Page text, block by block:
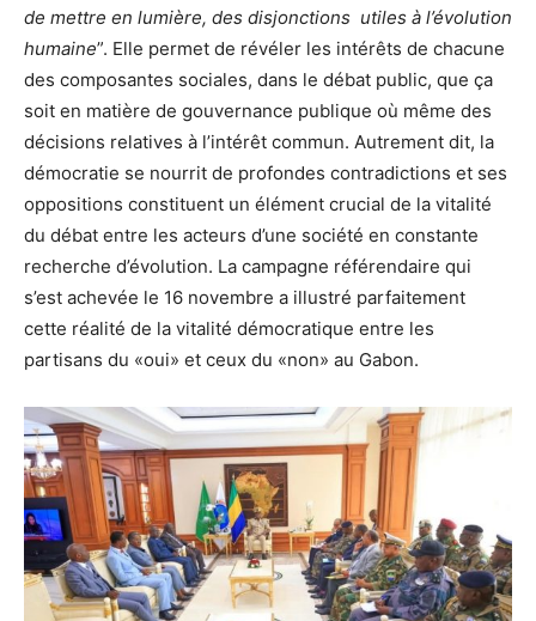
de mettre en lumière, des disjonctions utiles à l’évolution
humaine”. Elle permet de révéler les intérêts de chacune
des composantes sociales, dans le débat public, que ça
soit en matière de gouvernance publique où même des
décisions relatives à l’intérêt commun. Autrement dit, la
démocratie se nourrit de profondes contradictions et ses
oppositions constituent un élément crucial de la vitalité
du débat entre les acteurs d’une société en constante
recherche d’évolution. La campagne référendaire qui
s’est achevée le 16 novembre a illustré parfaitement
cette réalité de la vitalité démocratique entre les
partisans du «oui» et ceux du «non» au Gabon.